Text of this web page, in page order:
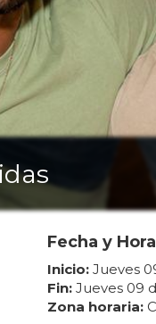
Fecha y Hora
Inicio: Jueves
Fin: Jueves 09
Zona horaria: